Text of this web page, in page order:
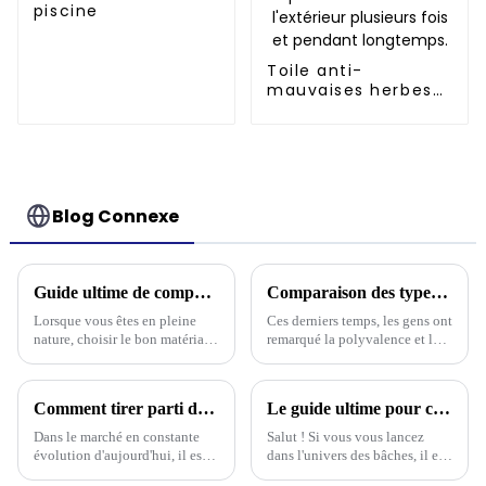
piscine
Toile anti-
mauvaises herbes
plusieurs fois et
pendant longtemps.
Blog Connexe
Guide ultime de comparaison des bâches d'extérieur : durabilité, polyvalence et rentabilité
Lorsque vous êtes en pleine
nature, choisir le bon matériau
vraiment faire la différence,
Comparaison des types de toitures en bâche selon les conditions météorologiques
Ces derniers temps, les gens ont
remarqué la polyvalence et la
surtout dans les endroits
climatiques extrêmes. Enfin,
si…
Comment tirer parti des tendances de l'industrie 2025 pour choisir la bâche en plastique la mieux adaptée à vos besoins
Dans le marché en constante
évolution d'aujourd'hui, il est
Le guide ultime pour choisir la bâche en polyéthylène la mieux adaptée à vos besoins
Salut ! Si vous vous lancez
dans l'univers des bâches, il est